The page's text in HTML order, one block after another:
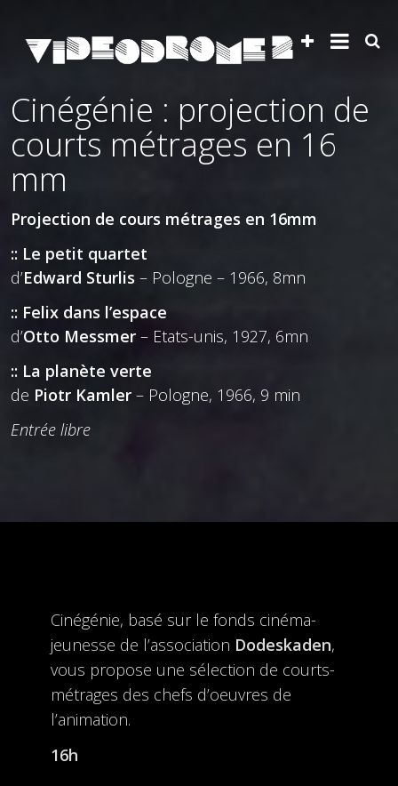
Cinégénie : projection de
courts métrages en 16
mm
Projection de cours métrages en 16mm
:: Le petit quartet
d’Edward Sturlis – Pologne – 1966, 8mn
:: Felix dans l’espace
d’Otto Messmer – Etats-unis, 1927, 6mn
:: La planète verte
de Piotr Kamler – Pologne, 1966, 9 min
Entrée libre
Cinégénie, basé sur le fonds cinéma-
jeunesse de l’association Dodeskaden,
vous propose une sélection de courts-
métrages des chefs d’oeuvres de
l’animation.
16h